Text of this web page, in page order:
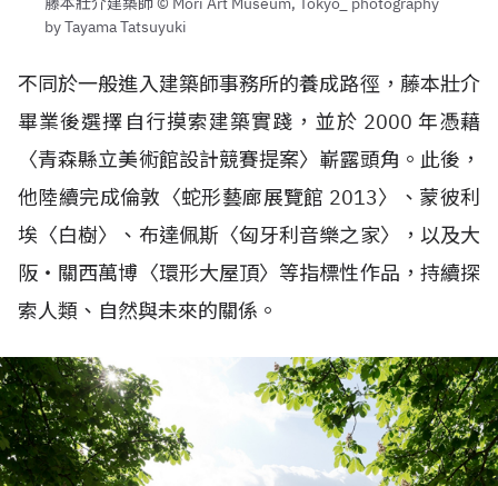
by Tayama Tatsuyuki
不同於一般進入建築師事務所的養成路徑，藤本壯介
畢業後選擇自行摸索建築實踐，並於 2000 年憑藉
〈青森縣立美術館設計競賽提案〉嶄露頭角。此後，
他陸續完成倫敦〈蛇形藝廊展覽館 2013〉、蒙彼利
埃〈白樹〉、布達佩斯〈匈牙利音樂之家〉，以及大
阪・關西萬博〈環形大屋頂〉等指標性作品，持續探
索人類、自然與未來的關係。